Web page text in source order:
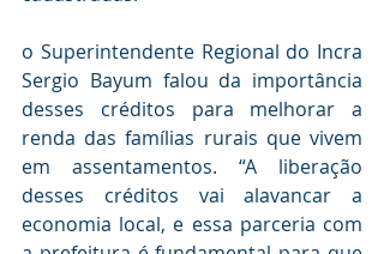
o Superintendente Regional do Incra
Sergio Bayum falou da importância
desses créditos para melhorar a
renda das famílias rurais que vivem
em assentamentos. “A liberação
desses créditos vai alavancar a
economia local, e essa parceria com